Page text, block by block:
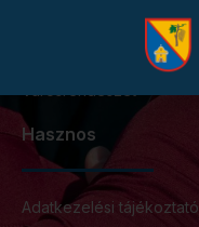
Hasznos
Adatkezelési tájékoztató